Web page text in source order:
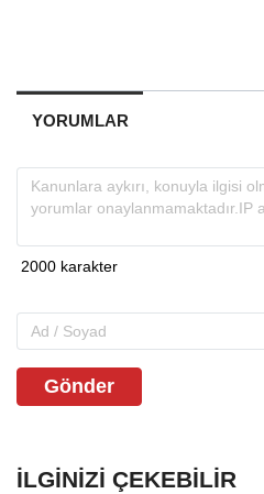
YORUMLAR
Gönder
İLGINIZI ÇEKEBILIR